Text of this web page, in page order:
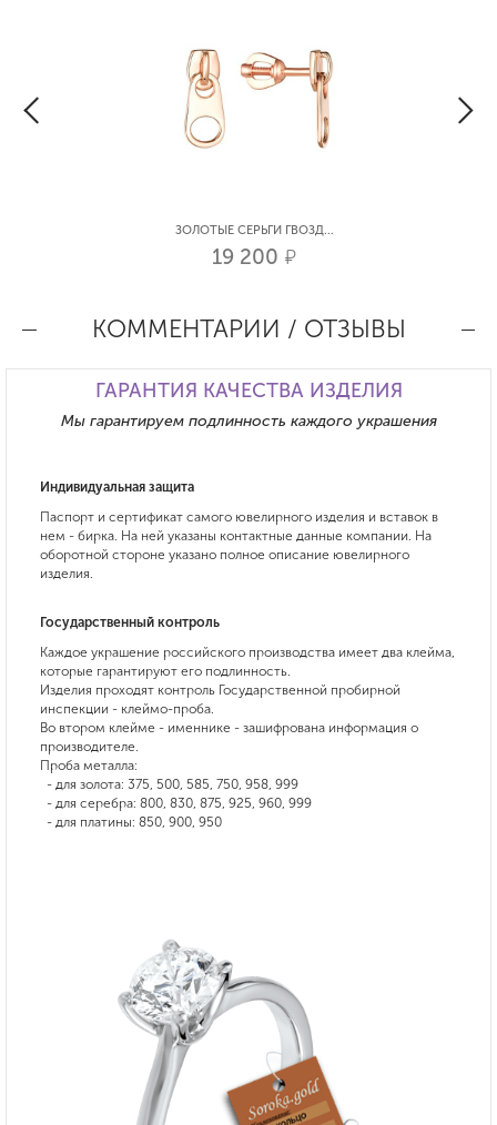
ЗОЛОТЫЕ СЕРЬГИ ГВОЗД...
19 200 р.
КОММЕНТАРИИ / ОТЗЫВЫ
ГАРАНТИЯ КАЧЕСТВА ИЗДЕЛИЯ
Мы гарантируем подлинность каждого украшения
Индивидуальная защита
Паспорт и сертификат самого ювелирного изделия и вставок в
нем - бирка. На ней указаны контактные данные компании. На
оборотной стороне указано полное описание ювелирного
изделия.
Государственный контроль
Каждое украшение российского производства имеет два клейма,
которые гарантируют его подлинность.
Изделия проходят контроль Государственной пробирной
инспекции - клеймо-проба.
Во втором клейме - именнике - зашифрована информация о
производителе.
Проба металла:
- для золота: 375, 500, 585, 750, 958, 999
- для серебра: 800, 830, 875, 925, 960, 999
- для платины: 850, 900, 950